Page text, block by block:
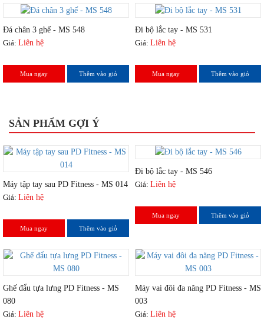
Đá chân 3 ghế - MS 548
Giá: Liên hệ
Mua ngay Thêm vào giỏ
Đi bộ lắc tay - MS 531
Giá: Liên hệ
Mua ngay Thêm vào giỏ
SẢN PHẨM GỢI Ý
Máy tập tay sau PD Fitness - MS 014
Giá: Liên hệ
Mua ngay Thêm vào giỏ
Đi bộ lắc tay - MS 546
Giá: Liên hệ
Mua ngay Thêm vào giỏ
Ghế đẩu tựa lưng PD Fitness - MS
080
Giá: Liên hệ
Máy vai đôi đa năng PD Fitness - MS
003
Giá: Liên hệ